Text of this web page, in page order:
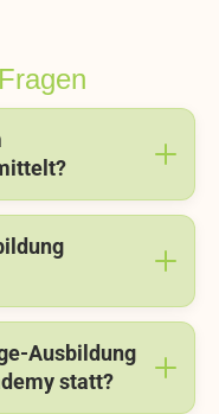
Ausbildung
statt?